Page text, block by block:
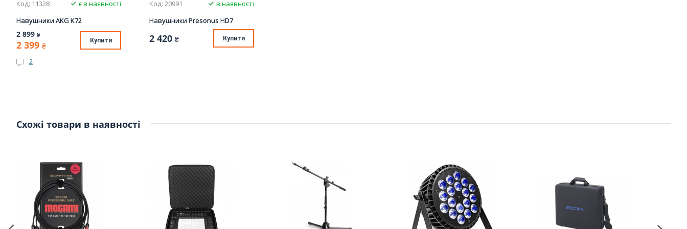
Код: 11328
є в наявності
Навушники AKG K72
2 899 ₴
2 399 ₴
Купити
2
Код: 20991
в наявності
Навушники Presonus HD7
2 420 ₴ Купити
Схожі товари в наявності